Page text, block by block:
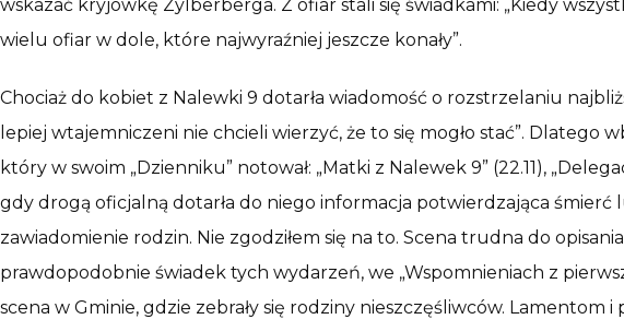
wskazać kryjówkę Zylberberga. Z ofiar stali się świadkami: „Kiedy
wielu ofiar w dole, które najwyraźniej jeszcze konały”.
Chociaż do kobiet z Nalewki 9 dotarła wiadomość o rozstrzelaniu
lepiej wtajemniczeni nie chcieli wierzyć, że to się mogło stać”.
który w swoim „Dzienniku” notował: „Matki z Nalewek 9” (22.11),
gdy drogą oficjalną dotarła do niego informacja potwierdzająca śmierć
zawiadomienie rodzin. Nie zgodziłem się na to. Scena trudna do
prawdopodobnie świadek tych wydarzeń, we „Wspomnieniach z
scena w Gminie, gdzie zebrały się rodziny nieszczęśliwców. Lamentom